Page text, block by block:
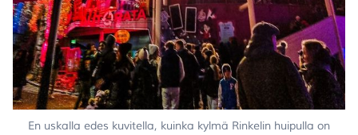
En uskalla edes kuvitella, kuinka kylmä Rinkelin huipulla on